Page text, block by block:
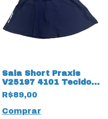
Saia Short Praxis
V25197 4101 Tecido
Touch Infantil 17640
Preto
R$89,00
Comprar